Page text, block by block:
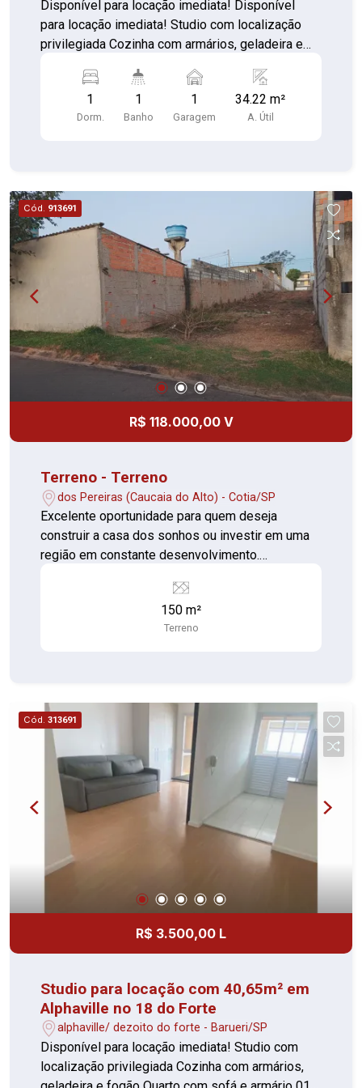
Disponível para locação imediata! Disponível
para locação imediata! Studio com localização
privilegiada Cozinha com armários, geladeira e
box de vidro 01 Vaga de garagem Contando com
portaria 24 horas, elevador, academia, piscina,
salão de festas, gás encanado, churrasqueira,
1
Dorm.
1
Banho
1
Garagem
34.22 m²
A. Útil
Cód. 913691
R$ 118.000,00 V
Terreno - Terreno
dos Pereiras (Caucaia do Alto) - Cotia/SP
Excelente oportunidade para quem deseja
construir a casa dos sonhos ou investir em uma
região em constante desenvolvimento.
para construir. Fácil acesso pela Estrada dos
Pereiras. Região tranquila e com excelente
potencial de valorização. Proprietário aceita
150 m²
Terreno
Cód. 313691
R$ 3.500,00 L
Studio para locação com 40,65m² em
Alphaville no 18 do Forte
alphaville/ dezoito do forte - Barueri/SP
Disponível para locação imediata! Studio com
localização privilegiada Cozinha com armários,